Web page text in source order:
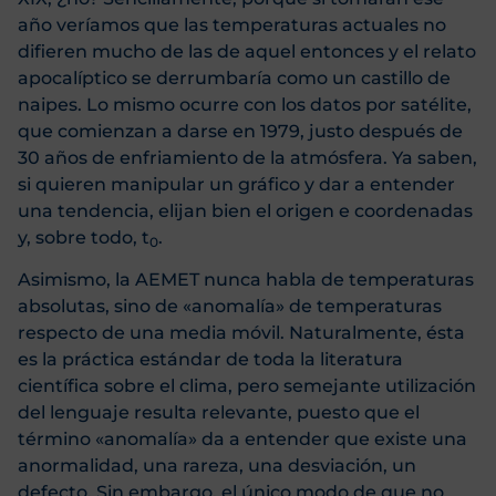
año veríamos que las temperaturas actuales no
difieren mucho de las de aquel entonces y el relato
apocalíptico se derrumbaría como un castillo de
naipes. Lo mismo ocurre con los datos por satélite,
que comienzan a darse en 1979, justo después de
30 años de enfriamiento de la atmósfera. Ya saben,
si quieren manipular un gráfico y dar a entender
una tendencia, elijan bien el origen e coordenadas
y, sobre todo, t0.
Asimismo, la AEMET nunca habla de temperaturas
absolutas, sino de «anomalía» de temperaturas
respecto de una media móvil. Naturalmente, ésta
es la práctica estándar de toda la literatura
científica sobre el clima, pero semejante utilización
del lenguaje resulta relevante, puesto que el
término «anomalía» da a entender que existe una
anormalidad, una rareza, una desviación, un